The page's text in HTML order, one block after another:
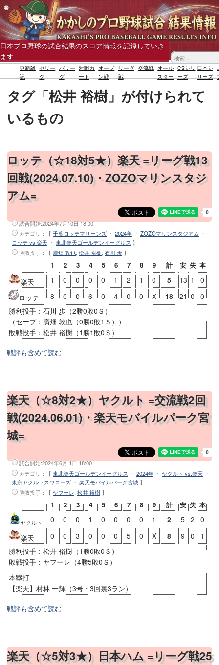
日本プロ野球の試合結果のスコア情報を記録していき
ます
更新雑
記
セリー
グ
パリー
グ
対戦カ
ード
オープ
ン戦
リーグ
戦
交流戦 オール
スター
CSシリ
ーズ
日本シ
リーズ
タグ「松井 裕樹」が付けられて
いるもの
ロッテ（☆18対5★）楽天 =リーグ戦13
回戦(2024.07.10)・ZOZOマリンスタジ
アム=
試合開始:2024年7月10日 18:00
カテゴリ：【 千葉ロッテマリーンズ ・ 2024年 ・ ZOZOマリンスタジアム ・
ロッテ vs.楽天 ・ 東北楽天ゴールデンイーグルス 】
勝敗投手 ：【 廣畑 敦也 松井 裕樹 石川 歩 】
1 2 3 4 5 6 7 8 9 計 安 失 本
楽天 1 0 0 0 0 1 2 1 0 5 13 1
0
ロッテ
8 0 0 6 0 4 0 0 X 18 21 0
0
勝利投手：石川 歩（2勝0敗0Ｓ）
（セーブ：廣畑 敦也（0勝0敗1Ｓ））
敗戦投手：松井 裕樹（1勝1敗0Ｓ）
戦評も含めて読む
楽天（☆8対2★）ヤクルト =交流戦2回
戦(2024.06.01)・楽天モバイルパーク宮
城=
試合開始:2024年6月 1日 18:00
カテゴリ：【 東北楽天ゴールデンイーグルス ・ 2024年 ・ ヤクルト vs.楽天 ・
東京ヤクルトスワローズ ・ 楽天モバイルパーク宮城 】
勝敗投手 ：【 ヤフーレ, 松井 裕樹 】
1 2 3 4 5 6 7 8 9 計 安 失 本
ヤクルト 0 0 0 1 0 0 0 0 1 2 5 2
0
楽天
0 0 3 0 0 0 5 0 X 8 9 0
1
勝利投手：松井 裕樹（1勝0敗0Ｓ）
敗戦投手：ヤフーレ（4勝5敗0Ｓ）
本塁打
【楽天】村林 一輝（3号・3回裏3ラン）
戦評も含めて読む
楽天（☆5対3★）日本ハム =リーグ戦25